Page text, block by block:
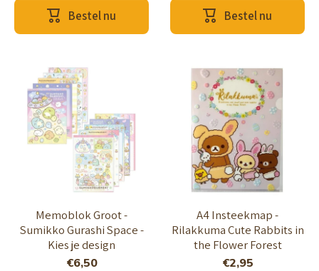
Bestel nu Bestel nu
Memoblok Groot -
Sumikko Gurashi Space -
Kies je design
€6,50
A4 Insteekmap -
Rilakkuma Cute Rabbits in
the Flower Forest
€2,95